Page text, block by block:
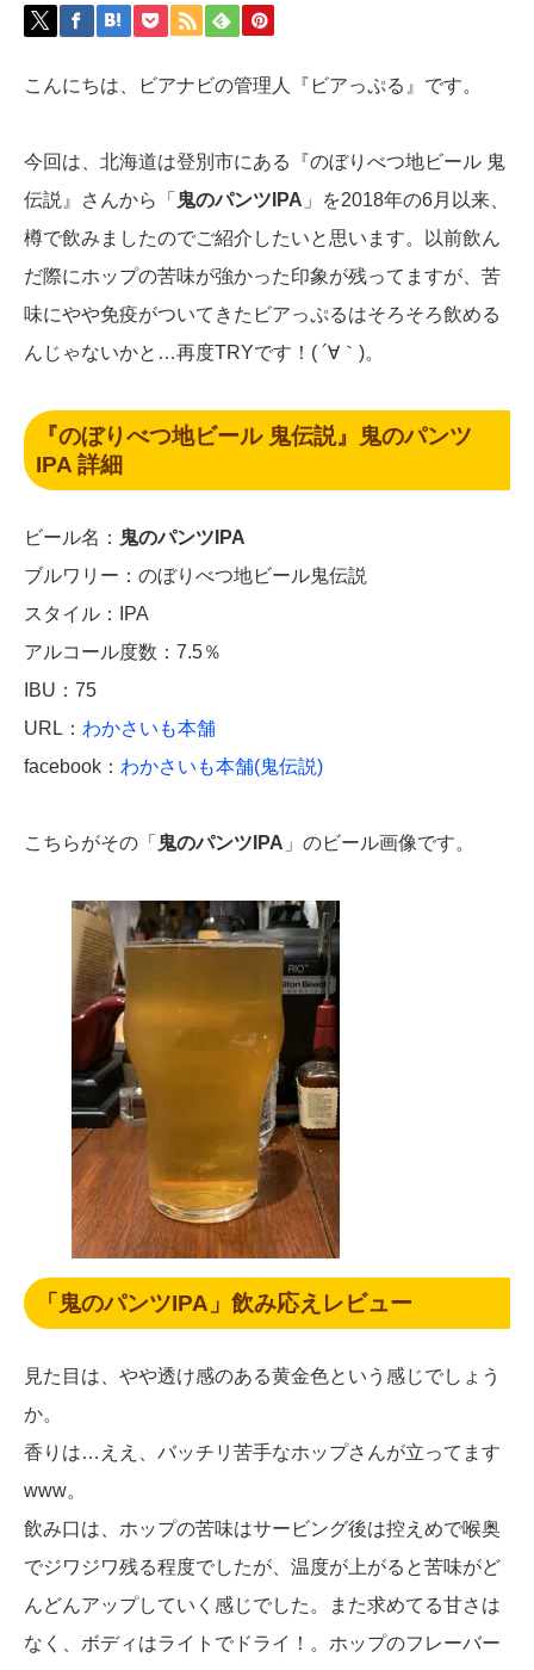
こんにちは、ビアナビの管理人『ビアっぷる』です。
今回は、北海道は登別市にある『のぼりべつ地ビール 鬼
伝説』さんから「 鬼のパンツIPA 」を2018年の6月以来、
樽で飲みましたのでご紹介したいと思います。以前飲ん
だ際にホップの苦味が強かった印象が残ってますが、苦
味にやや免疫がついてきたビアっぷるはそろそろ飲める
んじゃないかと…再度TRYです！( ´∀｀)。
『のぼりべつ地ビール 鬼伝説』鬼のパンツ
IPA 詳細
ビール名： 鬼のパンツIPA
ブルワリー：のぼりべつ地ビール鬼伝説
スタイル：IPA
アルコール度数：7.5％
IBU：75
URL： わかさいも本舗
facebook： わかさいも本舗(鬼伝説)
こちらがその「 鬼のパンツIPA 」のビール画像です。
「鬼のパンツIPA」飲み応えレビュー
見た目は、やや透け感のある黄金色という感じでしょう
か。
香りは…ええ、バッチリ苦手なホップさんが立ってます
www。
飲み口は、ホップの苦味はサービング後は控えめで喉奥
でジワジワ残る程度でしたが、温度が上がると苦味がど
んどんアップしていく感じでした。また求めてる甘さは
なく、ボディはライトでドライ！。ホップのフレーバー